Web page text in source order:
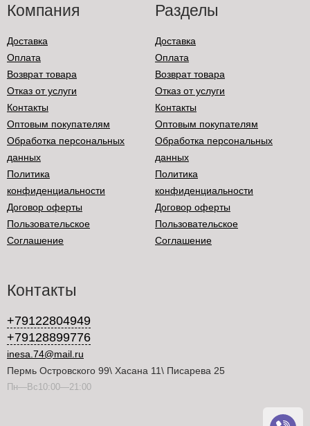
Компания
Доставка
Оплата
Возврат товара
Отказ от услуги
Контакты
Оптовым покупателям
Обработка персональных
данных
Политика
конфиденциальности
Договор оферты
Пользовательское
Соглашение
Разделы
Доставка
Оплата
Возврат товара
Отказ от услуги
Контакты
Оптовым покупателям
Обработка персональных
данных
Политика
конфиденциальности
Договор оферты
Пользовательское
Соглашение
Контакты
+79122804949
+79128899776
inesa.74@mail.ru
Пермь Островского 99\ Хасана 11\ Писарева 25
Пн—Вс10:00—21:00